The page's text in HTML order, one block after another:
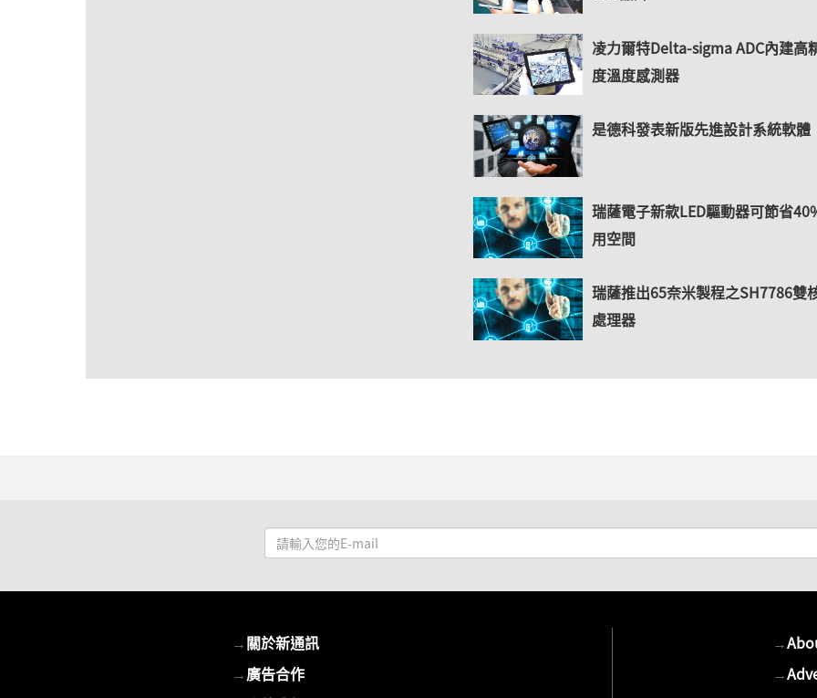
凌力爾特Delta-sigma ADC內建高
度溫度感測器
是德科發表新版先進設計系統軟體
瑞薩電子新款LED驅動器可節省
用空間
瑞薩推出65奈米製程之SH7786雙
處理器
請
輸
E-
mail
→關於新通訊
→廣告合作
→
→